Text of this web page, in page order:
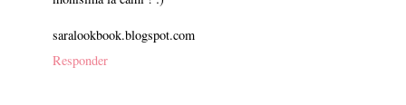
saralookbook.blogspot.com
Responder